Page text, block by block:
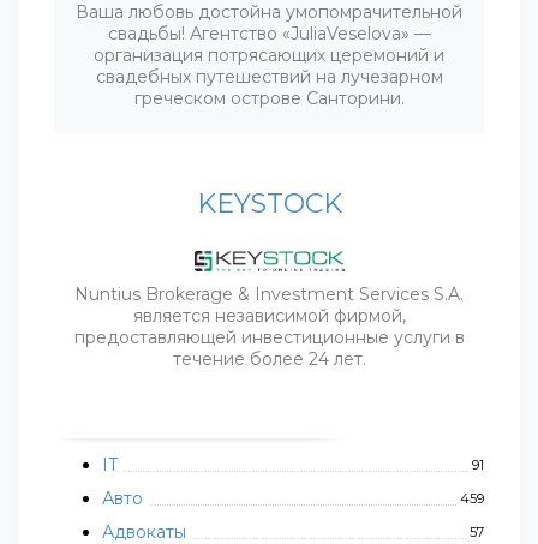
IT 91
Авто 459
Адвокаты 57
Ваша любовь достойна умопомрачительной
свадьбы! Агентство «JuliaVeselova» —
организация потрясающих церемоний и
свадебных путешествий на лучезарном
греческом острове Санторини.
KEYSTOCK
Nuntius Brokerage & Investment Services S.A.
является независимой фирмой,
предоставляющей инвестиционные услуги в
течение более 24 лет.